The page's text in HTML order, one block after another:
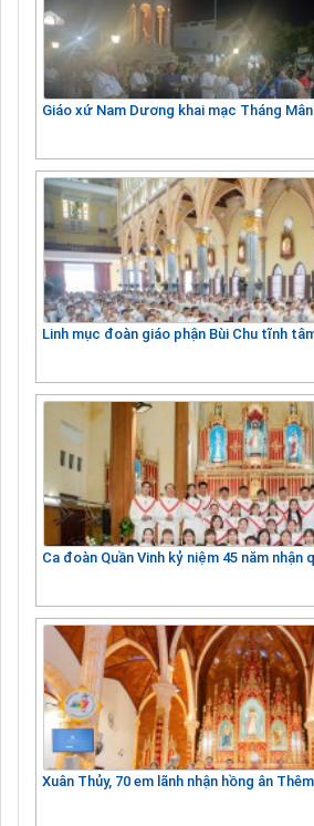
Giáo xứ Nam Dương khai mạc Tháng
Linh mục đoàn giáo phận Bùi Chu tĩnh
Ca đoàn Quần Vinh kỷ niệm 45 năm nhận
Xuân Thủy, 70 em lãnh nhận hồng ân